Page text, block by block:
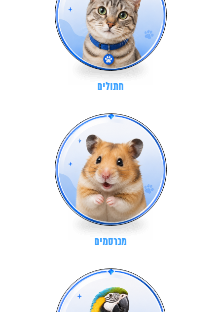
חתולים
מכרסמים